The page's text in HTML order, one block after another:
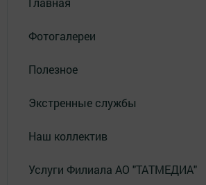
Фотогалереи
Полезное
Экстренные службы
Наш коллектив
Услуги Филиала АО "ТАТМЕДИА"